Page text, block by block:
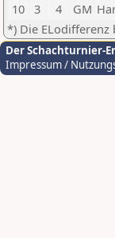
10
3 4 GM
*) Die ELodifferenz
Der Schachturnier-
Impressum /